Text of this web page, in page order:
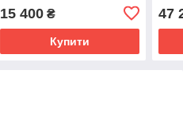
моноліт 3 мм, бронза
15 400₴
Купити
47